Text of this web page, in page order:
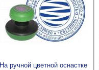
На ручной цветной оснастке